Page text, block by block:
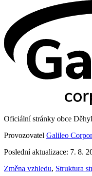
Oficiální stránky obce
Provozovatel Galileo
Poslední aktualizace: 7. 8.
Změna vzhledu, Struktura